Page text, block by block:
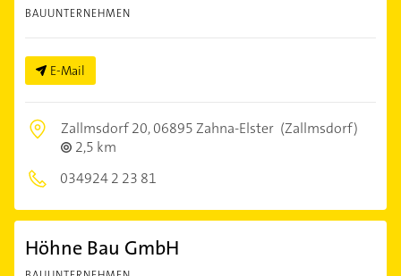
BAUUNTERNEHMEN
E-Mail
Zallmsdorf 20,06895 Zahna-Elster (Zallmsdorf)
2,5 km
034924 2 23 81
Höhne Bau GmbH